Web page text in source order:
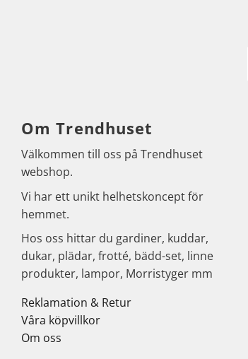
Om Trendhuset
Välkommen till oss på Trendhuset
webshop.
Vi har ett unikt helhetskoncept för
hemmet.
Hos oss hittar du gardiner, kuddar,
dukar, plädar, frotté, bädd-set, linne
produkter, lampor, Morristyger mm
Reklamation & Retur
Våra köpvillkor
Om oss